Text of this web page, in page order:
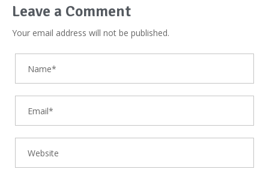
Leave a Comment
Your email address will not be published.